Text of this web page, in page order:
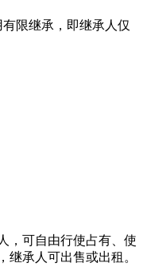
限继承，即继承人仅
，可自由行使占有、使
继承人可出售或出租。